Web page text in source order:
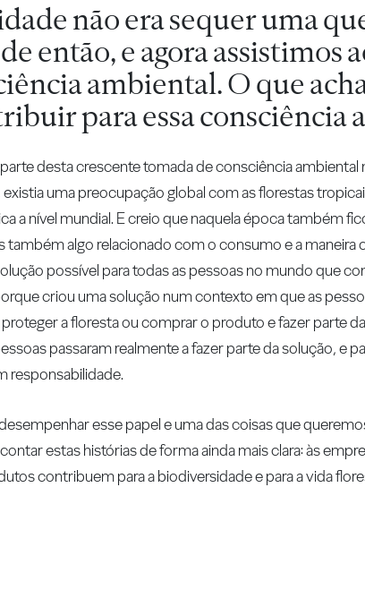
não era sequer uma
então, e agora assistimos
ambiental. O que
para essa consciência
desta crescente tomada de consciência ambiental
uma preocupação global com as florestas
a nível mundial. E creio que naquela época também
também algo relacionado com o consumo e a
possível para todas as pessoas no mundo que
criou uma solução num contexto em que as
a floresta ou comprar o produto e fazer parte
passaram realmente a fazer parte da solução, e
responsabilidade.
esse papel e uma das coisas que
estas histórias de forma ainda mais clara: às
contribuem para a biodiversidade e para a vida